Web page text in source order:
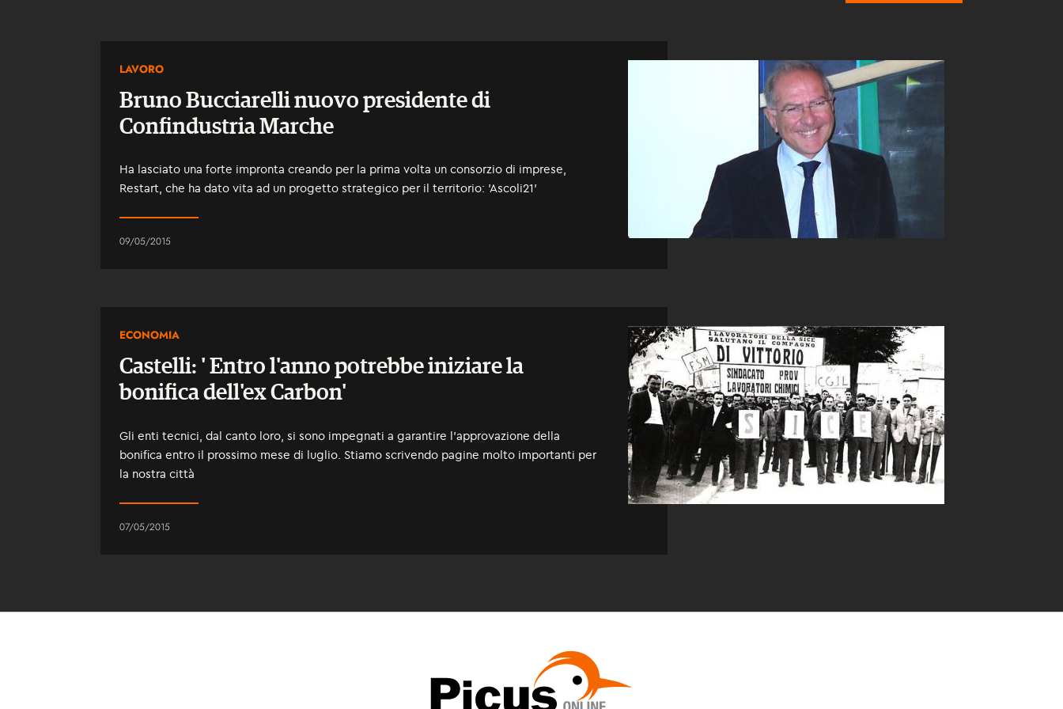
LAVORO
Bruno Bucciarelli nuovo presidente di
Confindustria Marche
Ha lasciato una forte impronta creando per la prima volta un consorzio di imprese,
Restart, che ha dato vita ad un progetto strategico per il territorio: 'Ascoli21'
09/05/2015
ECONOMIA
Castelli: ' Entro l'anno potrebbe iniziare la
bonifica dell'ex Carbon'
Gli enti tecnici, dal canto loro, si sono impegnati a garantire l'approvazione della
bonifica entro il prossimo mese di luglio. Stiamo scrivendo pagine molto importanti per
la nostra città
07/05/2015